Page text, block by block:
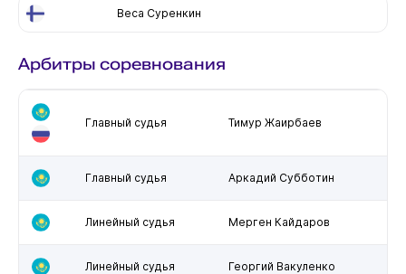
Веса Суренкин
Арбитры соревнования
Главный судья Тимур Жаирбаев
Главный судья Аркадий Субботин
Линейный судья Мерген Кайдаров
Линейный судья Георгий Вакуленко